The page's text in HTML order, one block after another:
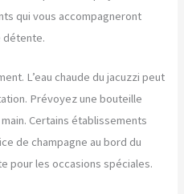
qui vous accompagneront
détente.
L’eau chaude du jacuzzi peut
Prévoyez une bouteille
Certains établissements
de champagne au bord du
pour les occasions spéciales.